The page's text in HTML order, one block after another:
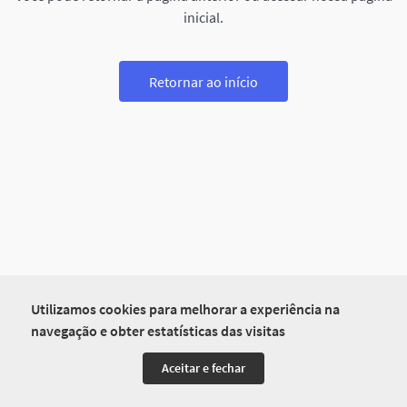
Utilizamos cookies para melhorar a experiência na
navegação e obter estatísticas das visitas
Aceitar e fechar
inicial.
Retornar ao início